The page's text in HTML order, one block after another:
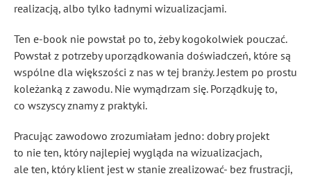
realizacją, albo tylko ładnymi wizualizacjami.
Ten e-book nie powstał po to, żeby kogokolwiek pouczać.
Powstał z potrzeby uporządkowania doświadczeń, które są
wspólne dla większości z nas w tej branży. Jestem po prostu
koleżanką z zawodu. Nie wymądrzam się. Porządkuję to,
co wszyscy znamy z praktyki.
Pracując zawodowo zrozumiałam jedno: dobry projekt
to nie ten, który najlepiej wygląda na wizualizacjach,
ale ten, który klient jest w stanie zrealizować- bez frustracji,